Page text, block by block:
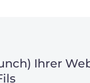
Ihrer